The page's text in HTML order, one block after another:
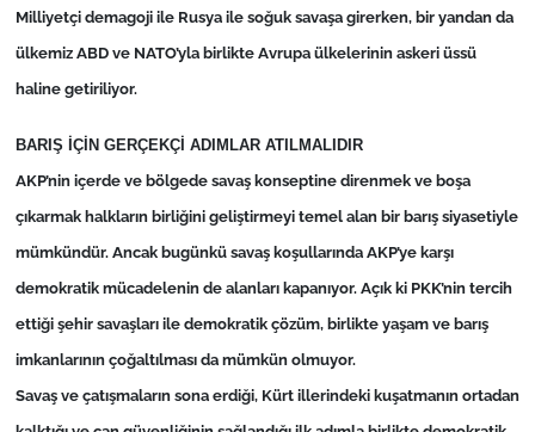
Milliyetçi demagoji ile Rusya ile soğuk savaşa girerken, bir yandan da
ülkemiz ABD ve NATO’yla birlikte Avrupa ülkelerinin askeri üssü
haline getiriliyor.
BARIŞ İÇİN GERÇEKÇİ ADIMLAR ATILMALIDIR
AKP’nin içerde ve bölgede savaş konseptine direnmek ve boşa
çıkarmak halkların birliğini geliştirmeyi temel alan bir barış siyasetiyle
mümkündür. Ancak bugünkü savaş koşullarında AKP’ye karşı
demokratik mücadelenin de alanları kapanıyor. Açık ki PKK’nin tercih
ettiği şehir savaşları ile demokratik çözüm, birlikte yaşam ve barış
imkanlarının çoğaltılması da mümkün olmuyor.
Savaş ve çatışmaların sona erdiği, Kürt illerindeki kuşatmanın ortadan